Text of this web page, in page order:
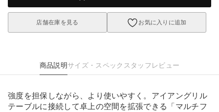
店舗在庫を見る お気に入りに追加
商品説明サイズ・スペック スタッフレビュー
強度を担保しながら、より使いやすく。アイアングリル
テーブルに接続して卓上の空間を拡張できる「マルチフ